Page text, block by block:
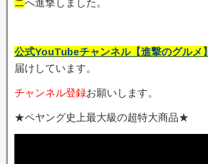
ニへ進撃しました。
公式YouTubeチャンネル【進撃のグルメ】
届けしています。
チャンネル登録お願いします。
★ペヤング史上最大級の超特大商品★